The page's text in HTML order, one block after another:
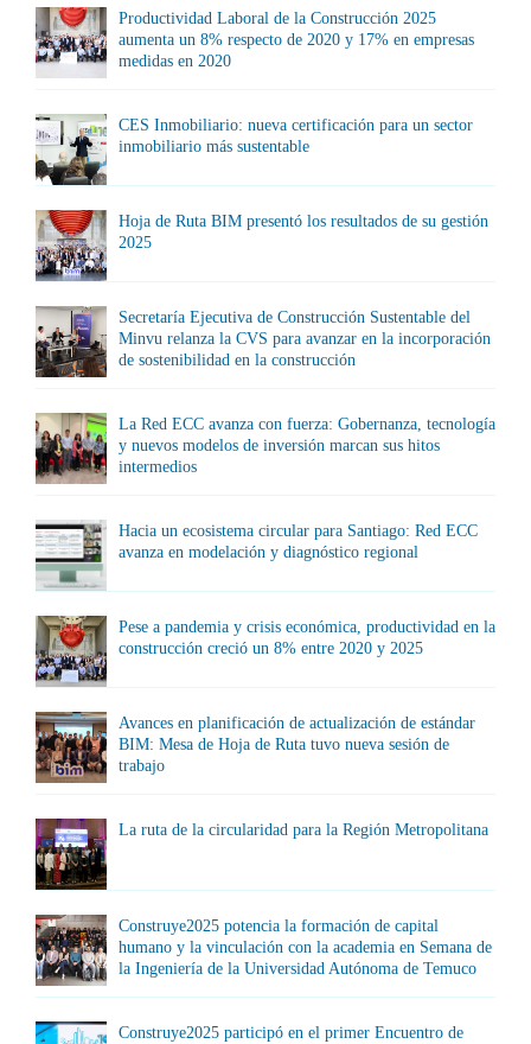
Productividad Laboral de la Construcción 2025
aumenta un 8% respecto de 2020 y 17% en empresas
medidas en 2020
CES Inmobiliario: nueva certificación para un sector
inmobiliario más sustentable
Hoja de Ruta BIM presentó los resultados de su gestión
2025
Secretaría Ejecutiva de Construcción Sustentable del
Minvu relanza la CVS para avanzar en la incorporación
de sostenibilidad en la construcción
La Red ECC avanza con fuerza: Gobernanza, tecnología
y nuevos modelos de inversión marcan sus hitos
intermedios
Hacia un ecosistema circular para Santiago: Red ECC
avanza en modelación y diagnóstico regional
Pese a pandemia y crisis económica, productividad en la
construcción creció un 8% entre 2020 y 2025
Avances en planificación de actualización de estándar
BIM: Mesa de Hoja de Ruta tuvo nueva sesión de
trabajo
La ruta de la circularidad para la Región Metropolitana
Construye2025 potencia la formación de capital
humano y la vinculación con la academia en Semana de
la Ingeniería de la Universidad Autónoma de Temuco
Construye2025 participó en el primer Encuentro de